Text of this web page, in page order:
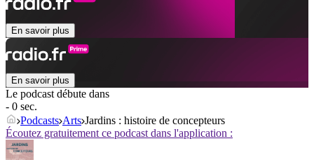
En savoir plus
En savoir plus
Le podcast débute dans
- 0 sec.
Podcasts Arts Jardins : histoire de concepteurs
Écoutez gratuitement ce podcast dans l'application :